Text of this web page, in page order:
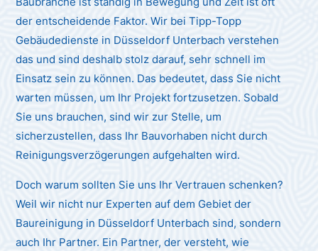
der entscheidende Faktor. Wir bei Tipp-Topp
Gebäudedienste in Düsseldorf Unterbach verstehen
das und sind deshalb stolz darauf, sehr schnell im
Einsatz sein zu können. Das bedeutet, dass Sie nicht
warten müssen, um Ihr Projekt fortzusetzen. Sobald
Sie uns brauchen, sind wir zur Stelle, um
sicherzustellen, dass Ihr Bauvorhaben nicht durch
Reinigungsverzögerungen aufgehalten wird.
Doch warum sollten Sie uns Ihr Vertrauen schenken?
Weil wir nicht nur Experten auf dem Gebiet der
Baureinigung in Düsseldorf Unterbach sind, sondern
auch Ihr Partner. Ein Partner, der versteht, wie